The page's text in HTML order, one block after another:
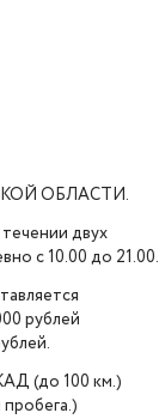
ОБЛАСТИ.
двух
с 10.00 до 21.00.
рублей
(до 100 км.)
пробега.)